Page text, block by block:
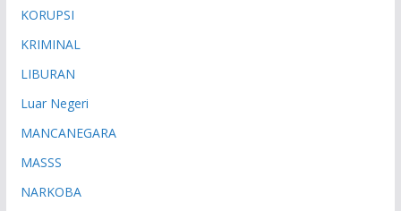
KORUPSI
KRIMINAL
LIBURAN
Luar Negeri
MANCANEGARA
MASSS
NARKOBA